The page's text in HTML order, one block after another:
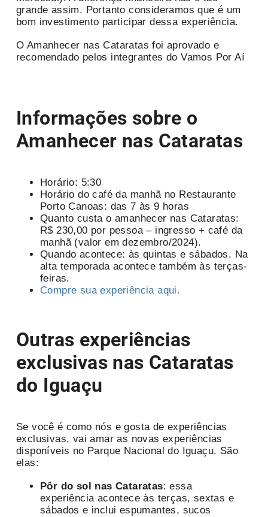
grande assim. Portanto consideramos que é um
bom investimento participar dessa experiência.
O Amanhecer nas Cataratas foi aprovado e
recomendado pelos integrantes do Vamos Por Aí
Informações sobre o
Amanhecer nas Cataratas
Horário: 5:30
Horário do café da manhã no Restaurante
Porto Canoas: das 7 às 9 horas
Quanto custa o amanhecer nas Cataratas:
R$ 230,00 por pessoa – ingresso + café da
manhã (valor em dezembro/2024).
Quando acontece: às quintas e sábados. Na
alta temporada acontece também às terças-
feiras.
Compre sua experiência aqui.
Outras experiências
exclusivas nas Cataratas
do Iguaçu
Se você é como nós e gosta de experiências
exclusivas, vai amar as novas experiências
disponíveis no Parque Nacional do Iguaçu. São
elas:
Pôr do sol nas Cataratas: essa
experiência acontece às terças, sextas e
sábados e inclui espumantes, sucos